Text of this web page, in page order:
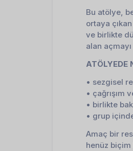
Bu atölye,
ortaya
ve birlikte
alan
ATÖLYEDE
• sezgisel
• çağrışım
• birlikte
• grup
Amaç bir
henüz biçim